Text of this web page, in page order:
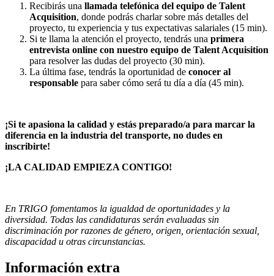
Recibirás una llamada telefónica del equipo de Talent
Acquisition, donde podrás charlar sobre más detalles del
proyecto, tu experiencia y tus expectativas salariales (15 min).
Si te llama la atención el proyecto, tendrás una primera
entrevista online con nuestro equipo de Talent Acquisition
para resolver las dudas del proyecto (30 min).
La última fase, tendrás la oportunidad de conocer al
responsable para saber cómo será tu día a día (45 min).
¡Si te apasiona la calidad y estás preparado/a para marcar la
diferencia en la industria del transporte, no dudes en
inscribirte!
¡LA CALIDAD EMPIEZA CONTIGO!
En TRIGO fomentamos la igualdad de oportunidades y la
diversidad. Todas las candidaturas serán evaluadas sin
discriminación por razones de género, origen, orientación sexual,
discapacidad u otras circunstancias.
Información extra